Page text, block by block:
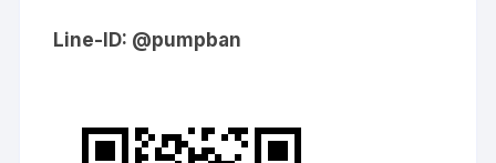
Line-ID: @pumpban